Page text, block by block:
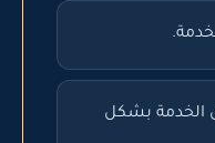
الخدمة بشكل